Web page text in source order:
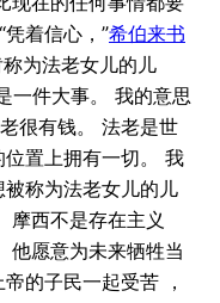
着信心，”希伯来书
为法老女儿的儿
一件大事。 我的意思
很有钱。 法老是世
置上拥有一切。 我
称为法老女儿的儿
摩西不是存在主义
他愿意为未来牺牲当
的子民一起受苦 ，